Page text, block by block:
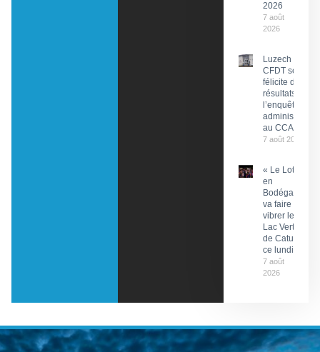
2026
7 août
2026
Luzech : La
CFDT se
félicite des
résultats de
l’enquête
administrative
au CCAS
7 août 2026
« Le Lot
en
Bodéga »
va faire
vibrer le
Lac Vert
de Catus
ce lundi
7 août
2026